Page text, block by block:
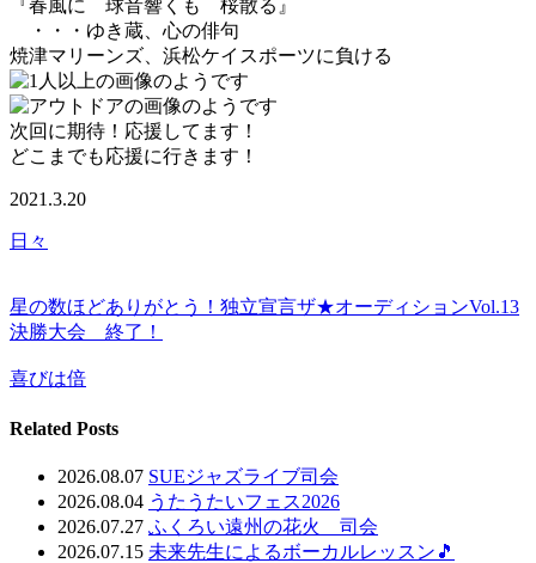
『春風に 球音響くも 桜散る』
・・・ゆき蔵、心の俳句
焼津マリーンズ、浜松ケイスポーツに負ける
次回に期待！応援してます！
どこまでも応援に行きます！
2021.3.20
日々
星の数ほどありがとう！独立宣言ザ★オーディションVol.13
決勝大会 終了！
喜びは倍
Related Posts
2026.08.07 SUEジャズライブ司会
2026.08.04 うたうたいフェス2026
2026.07.27 ふくろい遠州の花火 司会
2026.07.15 未来先生によるボーカルレッスン🎵